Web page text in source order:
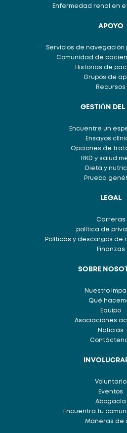
Enfermedad renal en
APOYO
Servicios de
Comunidad de
Historias de
Grupos de
Recursos
GESTIÓN DEL
Encuentre un
Ensayos
Opciones de
RKD y salud
Dieta y
Prueba
LEGAL
Carreras
política de
Políticas y descargos de
Finanzas
SOBRE
Nuestro
Qué
Equipo
Asociaciones
Noticias
Voluntario
Eventos
Abogacía
Encuentra tu
Maneras de